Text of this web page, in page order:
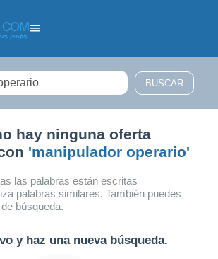
hay ninguna oferta
'manipulador operario'
las palabras están escritas
palabras similares. También puedes
búsqueda.
y haz una nueva búsqueda.